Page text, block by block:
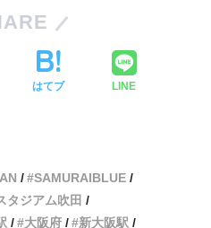
はてブ LINE
SAMURAIBLUE
タジアム吹田
大阪府 新大阪駅